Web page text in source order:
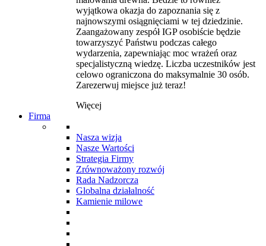
wyjątkowa okazja do zapoznania się z
najnowszymi osiągnięciami w tej dziedzinie.
Zaangażowany zespół IGP osobiście będzie
towarzyszyć Państwu podczas całego
wydarzenia, zapewniając moc wrażeń oraz
specjalistyczną wiedzę. Liczba uczestników jest
celowo ograniczona do maksymalnie 30 osób.
Zarezerwuj miejsce już teraz!
Więcej
Firma
Nasza wizja
Nasze Wartości
Strategia Firmy
Zrównoważony rozwój
Rada Nadzorcza
Globalna działalność
Kamienie milowe